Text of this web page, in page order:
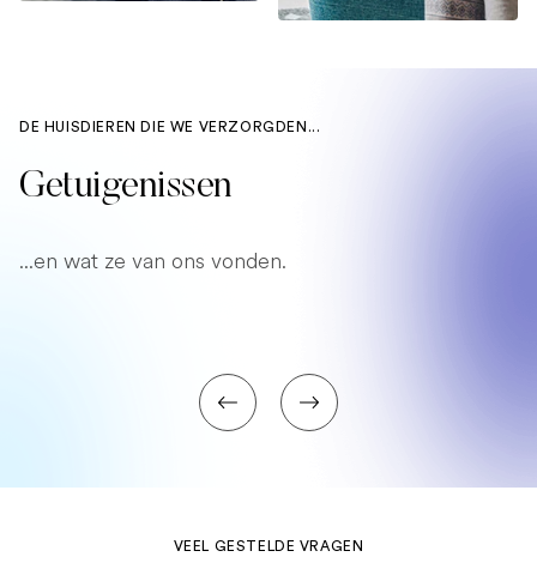
DE HUISDIEREN DIE WE VERZORGDEN...
Getuigenissen
...en wat ze van ons vonden.
VEEL GESTELDE VRAGEN